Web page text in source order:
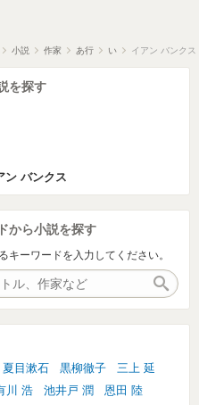
小説 作家 あ行 い イアン バンクス
を探す
ン バンクス
から小説を探す
キーワードを入力してください。
夏目漱石 黒柳徹子
三上 延
川 浩 池井戸 潤
恩田 陸